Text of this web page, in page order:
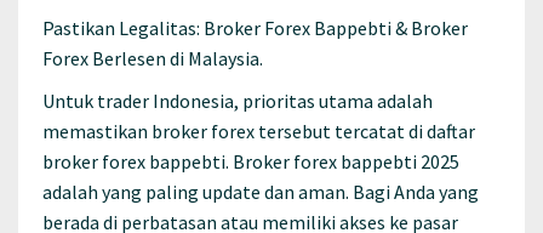
Pastikan Legalitas: Broker Forex Bappebti & Broker
Forex Berlesen di Malaysia.
Untuk trader Indonesia, prioritas utama adalah
memastikan broker forex tersebut tercatat di daftar
broker forex bappebti. Broker forex bappebti 2025
adalah yang paling update dan aman. Bagi Anda yang
berada di perbatasan atau memiliki akses ke pasar